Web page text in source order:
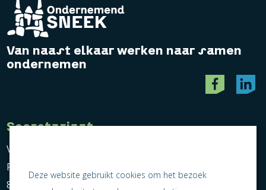
Van naast elkaar werken naar samen
ondernemen
Secretariaat
Vereniging Ondernemend Sneek
Postbus 464
8600 AL Sneek
Deze website gebruikt cookies om het bezoek